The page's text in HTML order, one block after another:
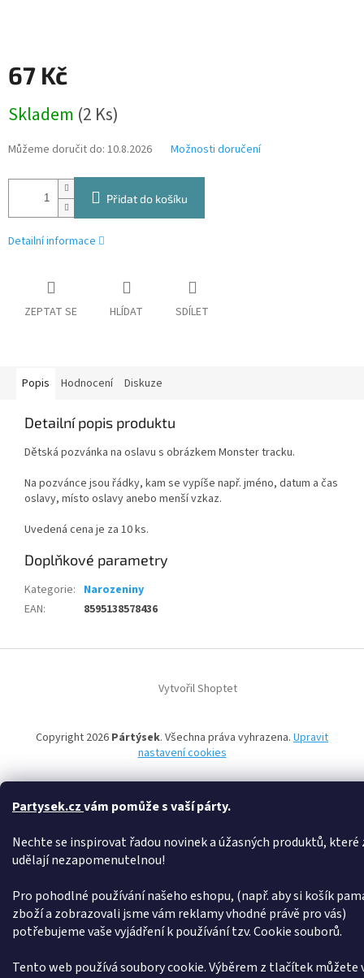
Partysek.czvám pomůže s vaší párty.
Nechte se inspirovat řadou novinek a úžasných produktů, které
udělají nezapomenutelnou!
Pro pohodlné používání našeho eshopu, (např. aby si košík
zboží a zobrazovali jsme vám reklamy vhodné právě pro vás)
potřebujeme vaše vyjádření k používání tzv. Cookie souborů.
Tento web používá soubory cookie. Výběrem z tlačítek můžete
67 Kč
cena:
Skladem (2 Ks)
Můžeme doručit do: 10.8.2026 Možnosti doručení
Přidat do košíku
Detailní informace
ZEPTAT SE HLÍDAT SDÍLET
Popis Hodnocení Diskuze
Detailní popis produktu
Dětská pozvánka na oslavu s obrázkem Monster tracku.
Na pozvánce jsou řádky, kam se vypíše např. jméno, datum a čas
oslavy, místo oslavy anebo menší vzkaz.
Uvedená cena je za 10 ks.
Doplňkové parametry
Kategorie: Narozeniny
EAN: 8595138578436
Vytvořil Shoptet
Copyright 2026 Pártýsek. Všechna práva vyhrazena. Upravit
nastavení cookies